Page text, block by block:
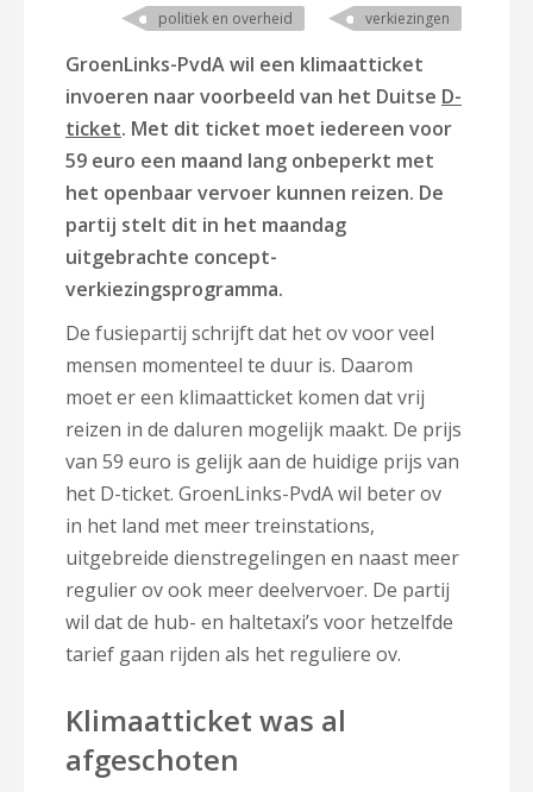
politiek en overheid verkiezingen
GroenLinks-PvdA wil een klimaatticket
invoeren naar voorbeeld van het Duitse D-
ticket. Met dit ticket moet iedereen voor
59 euro een maand lang onbeperkt met
het openbaar vervoer kunnen reizen. De
partij stelt dit in het maandag
uitgebrachte concept-
verkiezingsprogramma.
De fusiepartij schrijft dat het ov voor veel
mensen momenteel te duur is. Daarom
moet er een klimaatticket komen dat vrij
reizen in de daluren mogelijk maakt. De prijs
van 59 euro is gelijk aan de huidige prijs van
het D-ticket. GroenLinks-PvdA wil beter ov
in het land met meer treinstations,
uitgebreide dienstregelingen en naast meer
regulier ov ook meer deelvervoer. De partij
wil dat de hub- en haltetaxi’s voor hetzelfde
tarief gaan rijden als het reguliere ov.
Klimaatticket was al
afgeschoten